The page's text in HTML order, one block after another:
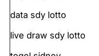
data sdy lotto
live draw sdy lotto